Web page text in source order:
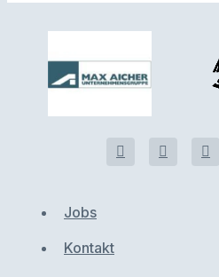
Jobs
Kontakt